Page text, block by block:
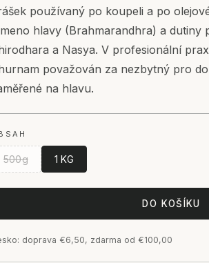
používaný po koupeli a po
hlavy (Brahmarandhra) a dutiny
a Nasya. V profesionální
považován za nezbytný pro
na hlavu.
500g 1 KG
DO KOŠÍKU
doprava €6,50, zdarma od €100,00